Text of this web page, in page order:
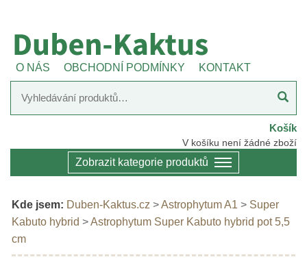
O NÁS OBCHODNÍ PODMÍNKY KONTAKT
Košík
V košíku není žádné zboží
Zobrazit kategorie produktů
Kde jsem: Duben-Kaktus.cz >Astrophytum A1 > Super
Kabuto hybrid >Astrophytum Super Kabuto hybrid pot 5,5
cm